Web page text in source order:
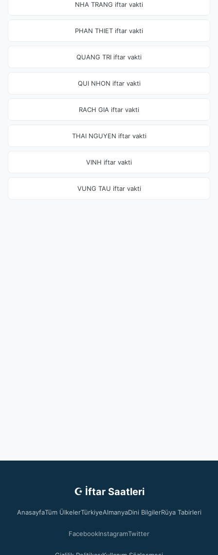
NHA TRANG iftar vakti
PHAN THIET iftar vakti
QUANG TRI iftar vakti
QUI NHON iftar vakti
RACH GIA iftar vakti
THAI NGUYEN iftar vakti
VINH iftar vakti
VUNG TAU iftar vakti
☪ İftar Saatleri
AnasayfaTüm ÜlkelerTürkiyeAlmanyaDini BilgilerRüya Tabirleri
FacebookInstagramTwitter